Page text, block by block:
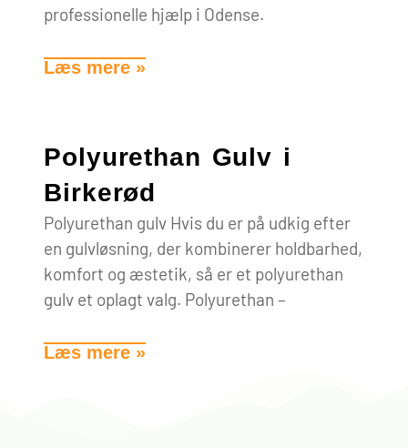
professionelle hjælp i Odense.
Læs mere »
Polyurethan Gulv i
Birkerød
Polyurethan gulv Hvis du er på udkig efter
en gulvløsning, der kombinerer holdbarhed,
komfort og æstetik, så er et polyurethan
gulv et oplagt valg. Polyurethan –
Læs mere »